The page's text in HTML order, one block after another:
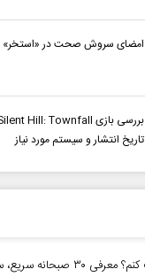
امضای سروش صحت در «استخر»
تاریخ انتشار و سیستم مورد نیاز
صبحانه چی درست کنم؟